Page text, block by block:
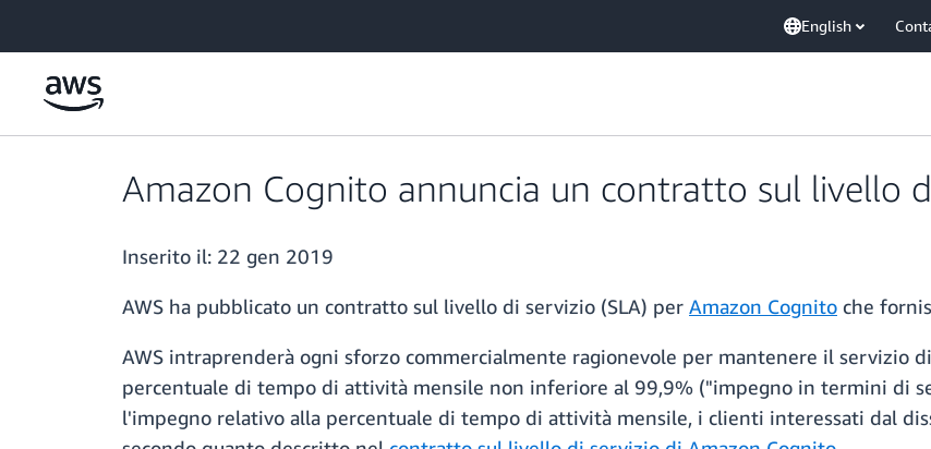
English
Amazon Cognito annuncia un contratto sul livello
Inserito il: 22 gen 2019
AWS ha pubblicato un contratto sul livello di servizio (SLA) per Amazon Cognito che
AWS intraprenderà ogni sforzo commercialmente ragionevole per mantenere il servizio
percentuale di tempo di attività mensile non inferiore al 99,9% ("impegno in termini di
l'impegno relativo alla percentuale di tempo di attività mensile, i clienti interessati dal